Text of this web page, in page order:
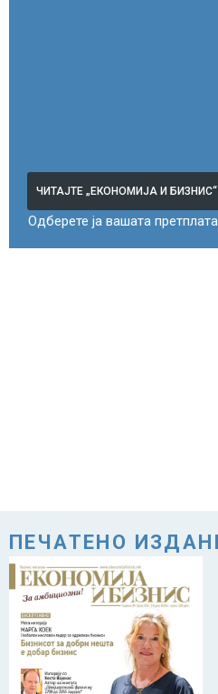
ЧИТАЈТЕ „ЕКОНОМИЈА И БИЗНИС“
Одберете ја вашата
ПЕЧАТЕНО